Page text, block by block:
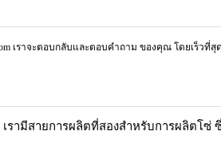
เราจะตอบกลับและตอบคำถาม ของคุณ โดยเร็วที่สุด
รามีสายการผลิตที่สองสำหรับการผลิตโ